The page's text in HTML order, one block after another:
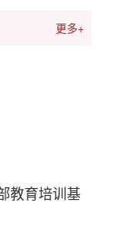
更多+
教育培训基